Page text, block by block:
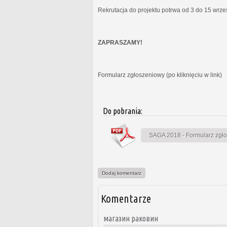
Rekrutacja do projektu potrwa od 3 do 15
ZAPRASZAMY!
Formularz zgłoszeniowy (po kliknięciu w link)
Do pobrania:
SAGA 2018 - Formularz
Dodaj komentarz
Komentarze
магазин раковин